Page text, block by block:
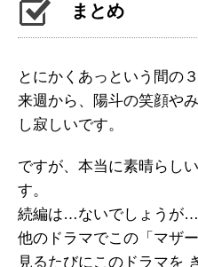
まとめ
とにかくあっという間の
来週から、陽斗の笑顔や
し寂しいです。
ですが、本当に素晴らし
す。
続編は…ないでしょうが…
他のドラマでこの「マザ
見るたびにこのドラマを